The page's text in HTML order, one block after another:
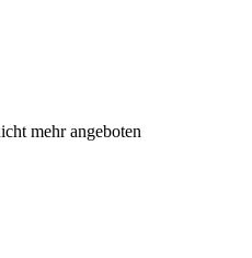
mehr angeboten